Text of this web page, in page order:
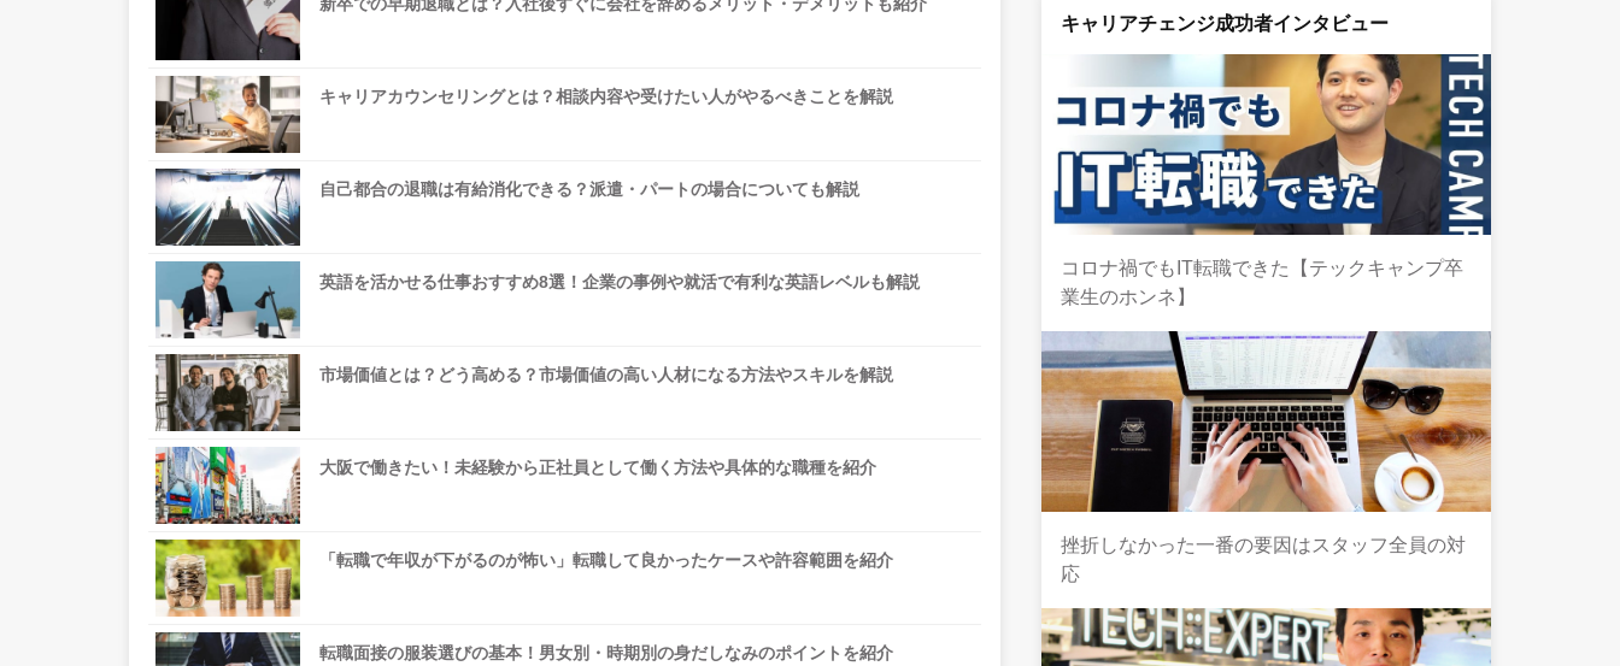
キャリアカウンセリングとは？相談内容や受けたい人がやるべきことを解説
自己都合の退職は有給消化できる？派遣・パートの場合についても解説
英語を活かせる仕事おすすめ8選！企業の事例や就活で有利な英語レベルも解説
市場価値とは？どう高める？市場価値の高い人材になる方法やスキルを解説
大阪で働きたい！未経験から正社員として働く方法や具体的な職種を紹介
「転職で年収が下がるのが怖い」転職して良かったケースや許容範囲を紹介
転職面接の服装選びの基本！男女別・時期別の身だしなみのポイントを紹介
キャリアチェンジ成功者インタビュー
コロナ禍でもIT転職できた【テックキャンプ卒
業生のホンネ】
挫折しなかった一番の要因はスタッフ全員の対
応